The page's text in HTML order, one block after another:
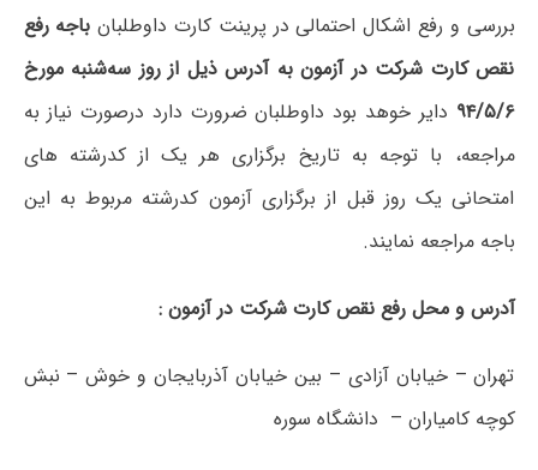
بررسی و رفع اشکال احتمالی در پرینت کارت داوطلبانباجه رفع
نقص کارت شرکت در آزمون به آدرس ذیل از روز سه‌شنبه مورخ
۹۴/۵/۶ دایر خوهد بود داوطلبان ضرورت دارد درصورت نیاز به
مراجعه، با توجه به تاریخ برگزاری هر یک از کدرشته های
امتحانی یک روز قبل از برگزاری آزمون کدرشته مربوط به این
باجه مراجعه نمایند.
آدرس و محل‌ رفع نقص کارت شرکت در آزمون :
تهران – خیابان آزادی – بین خیابان آذربایجان و خوش – نبش
کوچه کامیاران – دانشگاه سوره